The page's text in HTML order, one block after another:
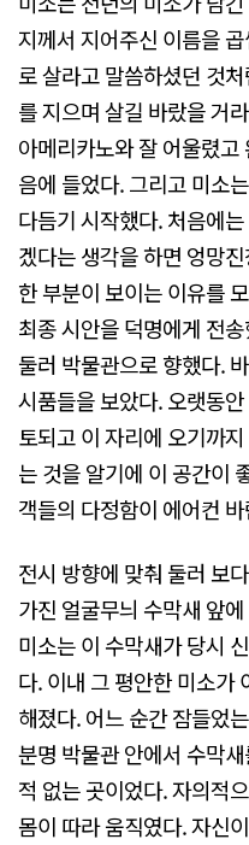
지께서 지어주신 이름을
로 살라고 말씀하셨던 것
를 지으며 살길 바랐을 거
아메리카노와 잘 어울렸
음에 들었다. 그리고 미소
다듬기 시작했다. 처음에
겠다는 생각을 하면 엉망
한 부분이 보이는 이유를
최종 시안을 덕명에게 전
둘러 박물관으로 향했다.
시품들을 보았다. 오랫동
토되고 이 자리에 오기까
는 것을 알기에 이 공간이
객들의 다정함이 에어컨
전시 방향에 맞춰 둘러 보
가진 얼굴무늬 수막새 앞
미소는 이 수막새가 당시
다. 이내 그 평안한 미소가
해졌다. 어느 순간 잠들었
분명 박물관 안에서 수막
적 없는 곳이었다. 자의적
몸이 따라 움직였다. 자신